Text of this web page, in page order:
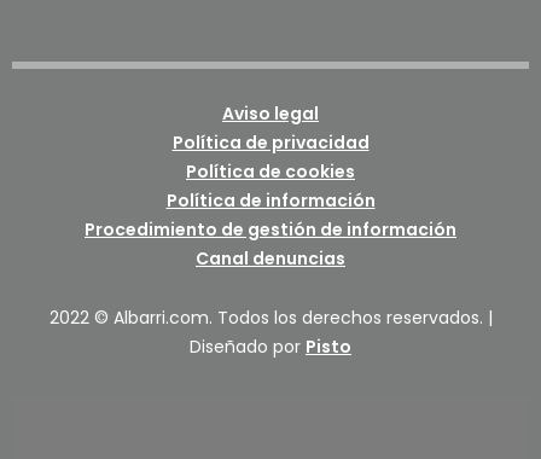
Aviso legal
Política de privacidad
Política de cookies
Política de información
Procedimiento de gestión de información
Canal denuncias
2022 © Albarri.com. Todos los derechos reservados. |
Diseñado por Pisto